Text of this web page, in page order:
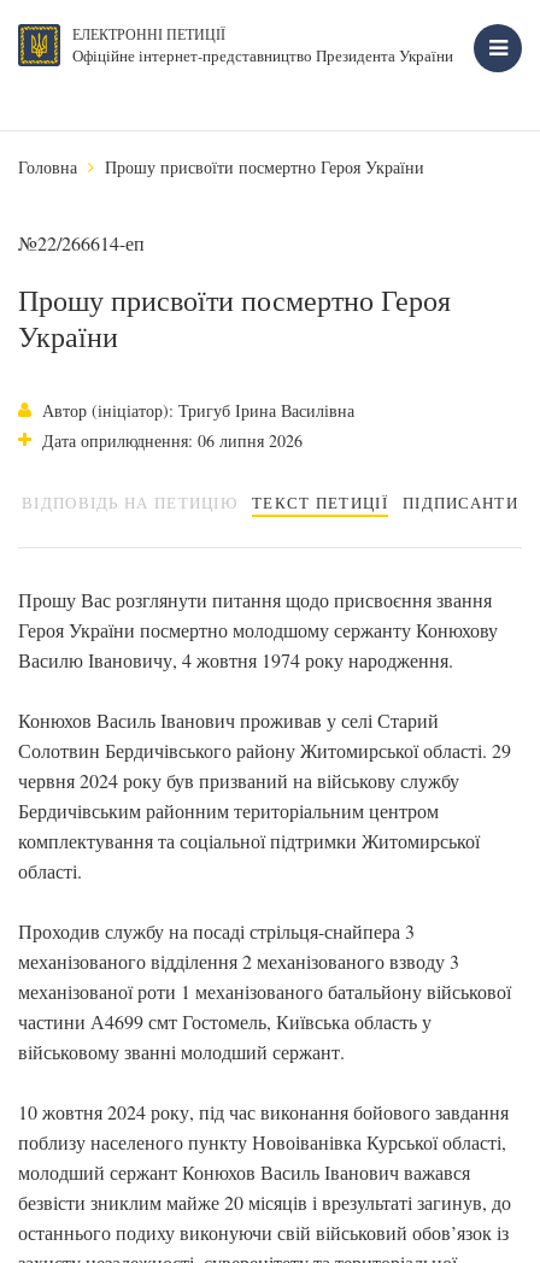
ЕЛЕКТРОННІ ПЕТИЦІЇ
Офіційне інтернет-представництво Президента України
Головна Прошу присвоїти посмертно Героя України
№22/266614-еп
Прошу присвоїти посмертно Героя
України
Автор (ініціатор): Тригуб Ірина Василівна
Дата оприлюднення: 06 липня 2026
ВІДПОВІДЬ НА ПЕТИЦІЮ ТЕКСТ ПЕТИЦІЇ ПІДПИСАНТИ
Прошу Вас розглянути питання щодо присвоєння звання
Героя України посмертно молодшому сержанту Конюхову
Василю Івановичу, 4 жовтня 1974 року народження.
Конюхов Василь Іванович проживав у селі Старий
Солотвин Бердичівського району Житомирської області. 29
червня 2024 року був призваний на військову службу
Бердичівським районним територіальним центром
комплектування та соціальної підтримки Житомирської
області.
Проходив службу на посаді стрільця-снайпера 3
механізованого відділення 2 механізованого взводу 3
механізованої роти 1 механізованого батальйону військової
частини А4699 смт Гостомель, Київська область у
військовому званні молодший сержант.
10 жовтня 2024 року, під час виконання бойового завдання
поблизу населеного пункту Новоіванівка Курської області,
молодший сержант Конюхов Василь Іванович важався
безвісти зниклим майже 20 місяців і врезультаті загинув, до
останнього подиху виконуючи свій військовий обов’язок із